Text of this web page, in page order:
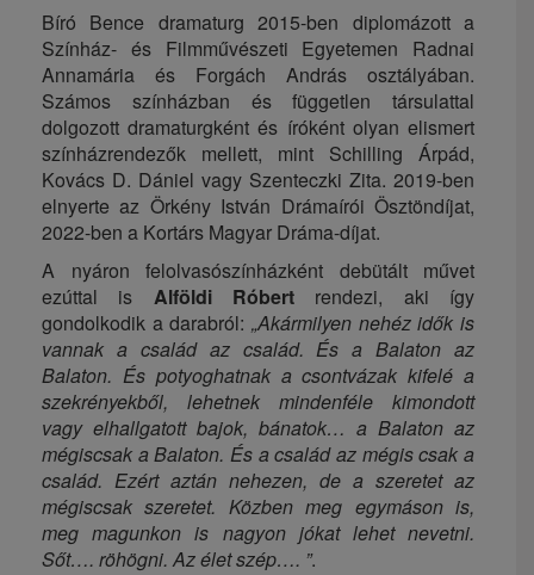
Bíró Bence dramaturg 2015-ben diplomázott a
Színház- és Filmművészeti Egyetemen Radnai
Annamária és Forgách András osztályában.
Számos színházban és független társulattal
dolgozott dramaturgként és íróként olyan elismert
színházrendezők mellett, mint Schilling Árpád,
Kovács D. Dániel vagy Szenteczki Zita. 2019-ben
elnyerte az Örkény István Drámaírói Ösztöndíjat,
2022-ben a Kortárs Magyar Dráma-díjat.
A nyáron felolvasószínházként debütált művet
ezúttal is Alföldi Róbert rendezi, aki így
gondolkodik a darabról: „Akármilyen nehéz idők is
vannak a család az család. És a Balaton az
Balaton. És potyoghatnak a csontvázak kifelé a
szekrényekből, lehetnek mindenféle kimondott
vagy elhallgatott bajok, bánatok… a Balaton az
mégiscsak a Balaton. És a család az mégis csak a
család. Ezért aztán nehezen, de a szeretet az
mégiscsak szeretet. Közben meg egymáson is,
meg magunkon is nagyon jókat lehet nevetni.
Sőt…. röhögni. Az élet szép…. ”.